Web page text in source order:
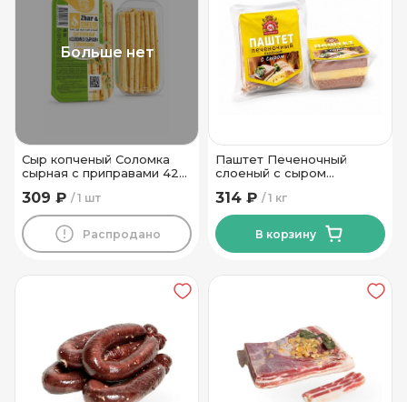
Больше нет
Сыр копченый Соломка
сырная с приправами 42%
1 шт
309 ₽
Распродано
Паштет Печеночный
слоеный с сыром
1 кг
314 ₽
В корзину